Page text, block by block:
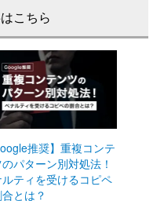
推奨】重複コンテ
のパターン別対処法！
ティを受けるコピペ
とは？